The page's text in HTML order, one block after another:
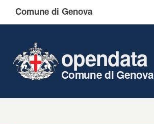
Comune di Genova
opendata
Comune di Genova